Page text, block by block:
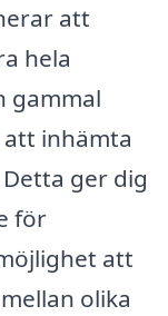
att
hela
gammal
inhämta
ger dig
för
att
olika